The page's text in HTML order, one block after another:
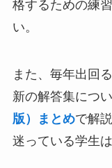
格するための練
い。
また、毎年出回
新の解答集につ
版）まとめで解
迷っている学生